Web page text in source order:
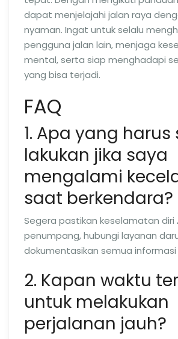
dapat menjelajahi jalan raya
nyaman. Ingat untuk selalu
pengguna jalan lain, menjaga
mental, serta siap menghadapi
yang bisa terjadi.
FAQ
1. Apa yang harus
lakukan jika saya
mengalami
saat berkendara?
Segera pastikan keselamatan diri
penumpang, hubungi layanan
dokumentasikan semua
2. Kapan waktu
untuk melakukan
perjalanan jauh?